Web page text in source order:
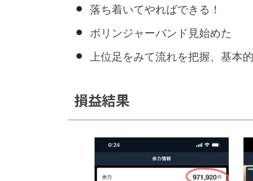
落ち着いてやればできる！
ボリンジャーバンド見始めた
上位足をみて流れを把握、基本
損益結果